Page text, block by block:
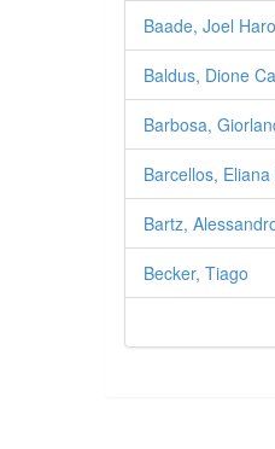
Baade, Joel
Baldus, Dione
Barbosa,
Barcellos,
Bartz,
Becker, Tiago